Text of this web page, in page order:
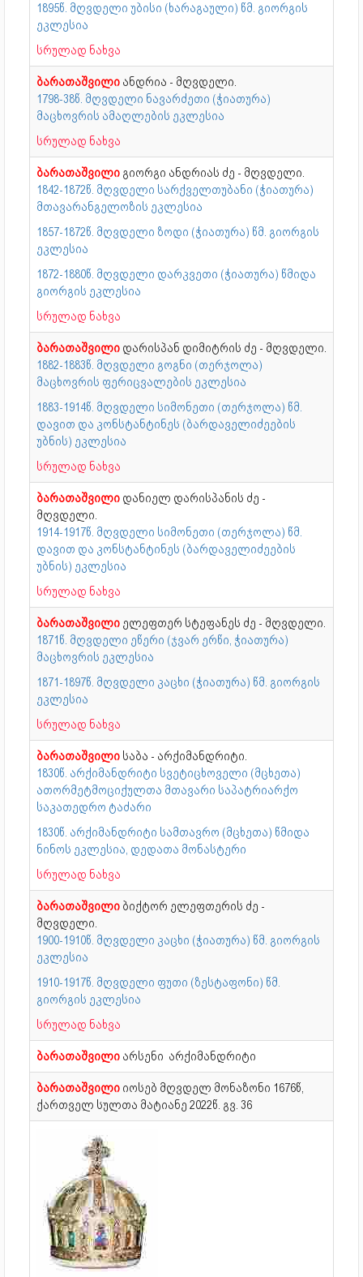
1895წ. მღვდელი უბისი (ხარაგაული) წმ. გიორგის
ეკლესია
სრულად ნახვა
ბარათაშვილი ანდრია - მღვდელი.
1798-38წ. მღვდელი ნავარძეთი (ჭიათურა)
მაცხოვრის ამაღლების ეკლესია
სრულად ნახვა
ბარათაშვილი გიორგი ანდრიას ძე - მღვდელი.
1842-1872წ. მღვდელი სარქველთუბანი (ჭიათურა)
მთავარანგელოზის ეკლესია
1857-1872წ. მღვდელი ზოდი (ჭიათურა) წმ. გიორგის
ეკლესია
1872-1880წ. მღვდელი დარკვეთი (ჭიათურა) წმიდა
გიორგის ეკლესია
სრულად ნახვა
ბარათაშვილი დარისპან დიმიტრის ძე - მღვდელი.
1882-1883წ. მღვდელი გოგნი (თერჯოლა)
მაცხოვრის ფერიცვალების ეკლესია
1883-1914წ. მღვდელი სიმონეთი (თერჯოლა) წმ.
დავით და კონსტანტინეს (ბარდაველიძეების
უბნის) ეკლესია
სრულად ნახვა
ბარათაშვილი დანიელ დარისპანის ძე -
მღვდელი.
1914-1917წ. მღვდელი სიმონეთი (თერჯოლა) წმ.
დავით და კონსტანტინეს (ბარდაველიძეების
უბნის) ეკლესია
სრულად ნახვა
ბარათაშვილი ელეფთერ სტეფანეს ძე - მღვდელი.
1871წ. მღვდელი ეწერი (ჯვარ ერწი, ჭიათურა)
მაცხოვრის ეკლესია
1871-1897წ. მღვდელი კაცხი (ჭიათურა) წმ. გიორგის
ეკლესია
სრულად ნახვა
ბარათაშვილი საბა - არქიმანდრიტი.
1830წ. არქიმანდრიტი სვეტიცხოველი (მცხეთა)
ათორმეტმოციქულთა მთავარი საპატრიარქო
საკათედრო ტაძარი
1830წ. არქიმანდრიტი სამთავრო (მცხეთა) წმიდა
ნინოს ეკლესია, დედათა მონასტერი
სრულად ნახვა
ბარათაშვილი ბიქტორ ელეფთერის ძე -
მღვდელი.
1900-1910წ. მღვდელი კაცხი (ჭიათურა) წმ. გიორგის
ეკლესია
1910-1917წ. მღვდელი ფუთი (ზესტაფონი) წმ.
გიორგის ეკლესია
სრულად ნახვა
ბარათაშვილი არსენი არქიმანდრიტი
ბარათაშვილი იოსებ მღვდელ მონაზონი 1676წ,
ქართველ სულთა მატიანე 2022წ. გვ. 36